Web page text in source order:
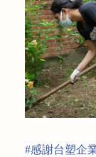
#感謝台塑企